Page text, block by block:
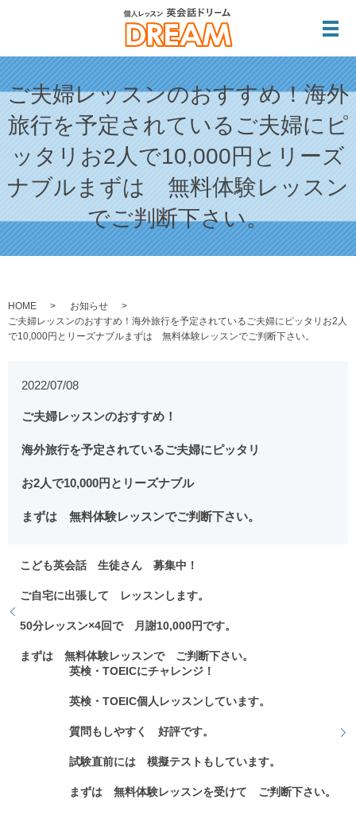
メ
ご夫婦レッスンのおすすめ！海外
旅行を予定されているご夫婦にピ
ッタリお2人で10,000円とリーズ
ナブルまずは 無料体験レッスン
でご判断下さい。
HOME
お知らせ
ご夫婦レッスンのおすすめ！海外旅行を予定されているご夫婦にピッタリお2人
で10,000円とリーズナブルまずは 無料体験レッスンでご判断下さい。
2022/07/08
ご夫婦レッスンのおすすめ！
海外旅行を予定されているご夫婦にピッタリ
お2人で10,000円とリーズナブル
まずは 無料体験レッスンでご判断下さい。
こども英会話 生徒さん 募集中！
ご自宅に出張して レッスンします。
50分レッスン×4回で 月謝10,000円です。
まずは 無料体験レッスンで ご判断下さい。
英検・TOEICにチャレンジ！
英検・TOEIC個人レッスンしています。
質問もしやすく 好評です。
試験直前には 模擬テストもしています。
まずは 無料体験レッスンを受けて ご判断下さい。